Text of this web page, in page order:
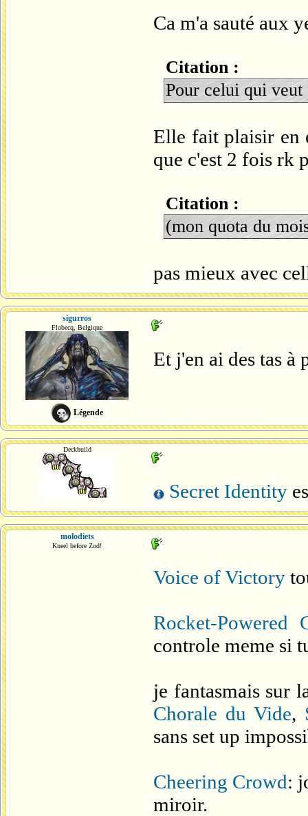
Ca m'a sauté aux
Citation :
Pour celui qui veut
Elle fait plaisir en
que c'est 2 fois rk
Citation :
(mon quota du
pas mieux avec
sigurros
Flobecq, Belgique
Légende
Et j'en ai des tas à
Deckbuild
Secret Identity
molodiets
Kneel before Zod!
Voice of Victory
Rocket-Powered
controle meme si
je fantasmais sur
Chorale du Vide,
sans set up
Cheering Crowd:
miroir.